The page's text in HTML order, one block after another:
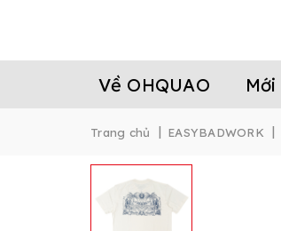
Về OHQUAO Mới
Trang chủ | EASYBADWORK |